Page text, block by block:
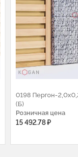
0198 Пергон-
(Б)
Розничная цена
15 492.78 ₽